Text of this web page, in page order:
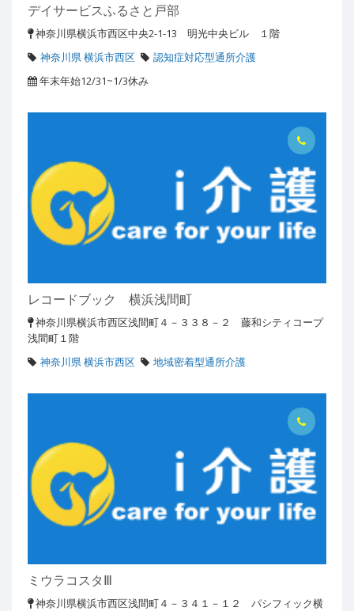
デイサービスふるさと戸部
神奈川県横浜市西区中央2-1-13 明光中央ビル １階
神奈川県 横浜市西区
認知症対応型通所介護
年末年始12/31~1/3休み
レコードブック 横浜浅間町
神奈川県横浜市西区浅間町４－３３８－２ 藤和シティコープ
浅間町１階
神奈川県 横浜市西区
地域密着型通所介護
ミウラコスタⅢ
神奈川県横浜市西区浅間町４－３４１－１２ パシフィック横